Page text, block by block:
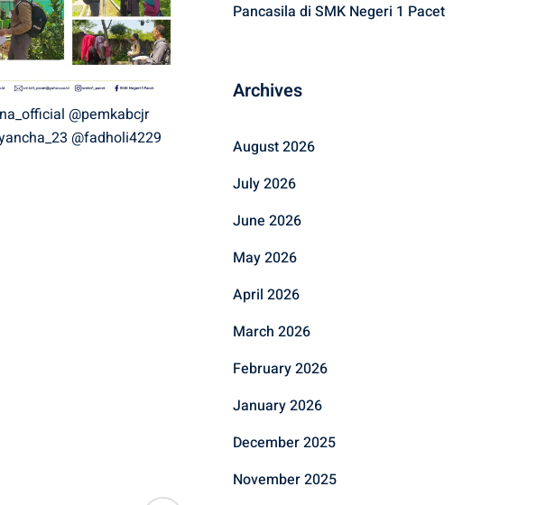
@pemkabcjr
@fadholi4229
Pancasila di SMK Negeri 1 Pacet
Archives
August 2026
July 2026
June 2026
May 2026
April 2026
March 2026
February 2026
January 2026
December 2025
November 2025